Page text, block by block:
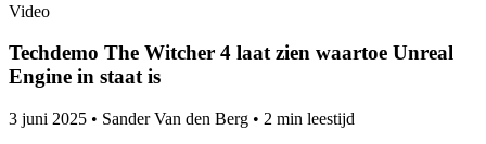
Video
Techdemo The Witcher 4 laat zien waartoe Unreal
Engine in staat is
3 juni 2025 • Sander Van den Berg • 2 min leestijd